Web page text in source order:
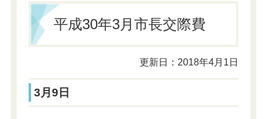
平成30年3月市長交際費
更新日：2018年4月1日
3月9日